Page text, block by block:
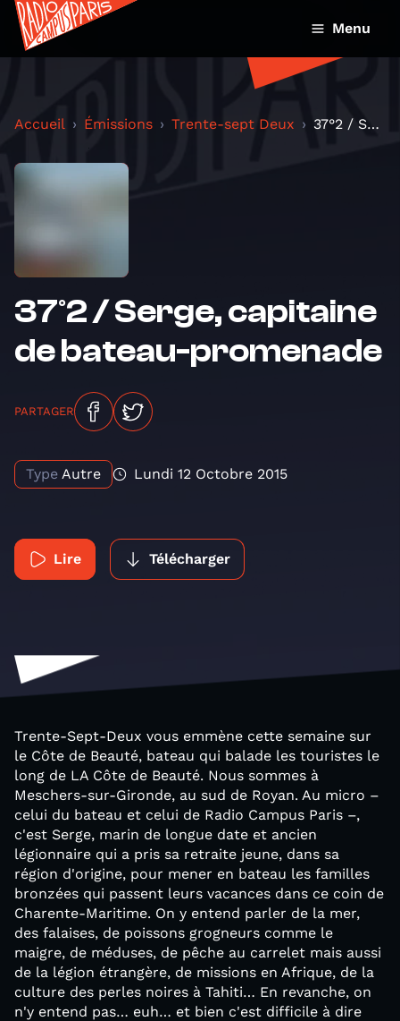
Menu
Accueil Émissions Trente-sept Deux 37°2 / Serge, capitaine de bateau-promenade
37°2 / Serge, capitaine
de bateau-promenade
PARTAGER
Type Autre Lundi 12 Octobre 2015
Lire Télécharger
Trente-Sept-Deux vous emmène cette semaine sur
le Côte de Beauté, bateau qui balade les touristes le
long de LA Côte de Beauté. Nous sommes à
Meschers-sur-Gironde, au sud de Royan. Au micro –
celui du bateau et celui de Radio Campus Paris –,
c'est Serge, marin de longue date et ancien
légionnaire qui a pris sa retraite jeune, dans sa
région d'origine, pour mener en bateau les familles
bronzées qui passent leurs vacances dans ce coin de
Charente-Maritime. On y entend parler de la mer,
des falaises, de poissons grogneurs comme le
maigre, de méduses, de pêche au carrelet mais aussi
de la légion étrangère, de missions en Afrique, de la
culture des perles noires à Tahiti… En revanche, on
n'y entend pas… euh… et bien c'est difficile à dire